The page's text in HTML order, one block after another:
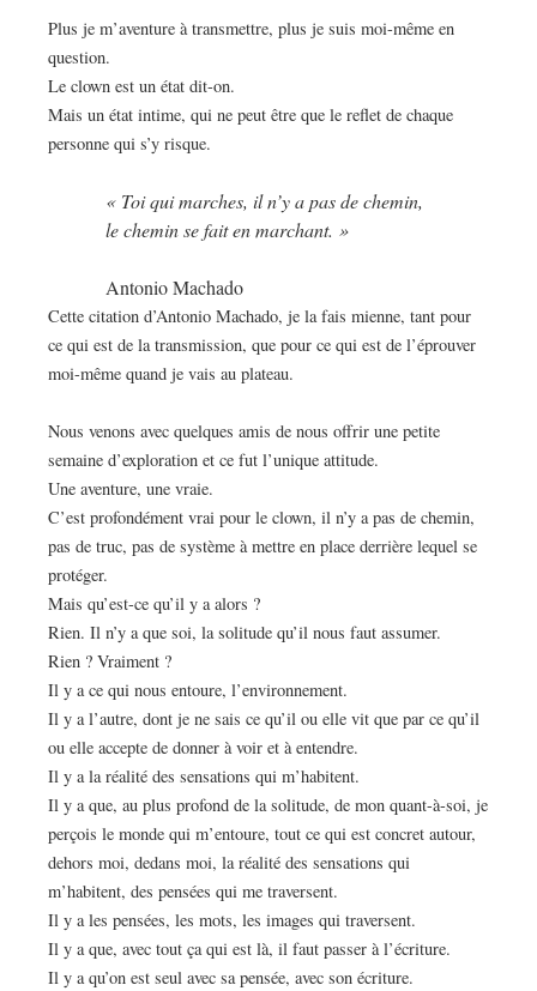
Plus je m’aventure à transmettre, plus je suis moi-même en
question.
Le clown est un état dit-on.
Mais un état intime, qui ne peut être que le reflet de chaque
personne qui s’y risque.
« Toi qui marches, il n’y a pas de chemin,
le chemin se fait en marchant. »
Antonio Machado
Cette citation d’Antonio Machado, je la fais mienne, tant pour
ce qui est de la transmission, que pour ce qui est de l’éprouver
moi-même quand je vais au plateau.
Nous venons avec quelques amis de nous offrir une petite
semaine d’exploration et ce fut l’unique attitude.
Une aventure, une vraie.
C’est profondément vrai pour le clown, il n’y a pas de chemin,
pas de truc, pas de système à mettre en place derrière lequel se
protéger.
Mais qu’est-ce qu’il y a alors ?
Rien. Il n’y a que soi, la solitude qu’il nous faut assumer.
Rien ? Vraiment ?
Il y a ce qui nous entoure, l’environnement.
Il y a l’autre, dont je ne sais ce qu’il ou elle vit que par ce qu’il
ou elle accepte de donner à voir et à entendre.
Il y a la réalité des sensations qui m’habitent.
Il y a que, au plus profond de la solitude, de mon quant-à-soi, je
perçois le monde qui m’entoure, tout ce qui est concret autour,
dehors moi, dedans moi, la réalité des sensations qui
m’habitent, des pensées qui me traversent.
Il y a les pensées, les mots, les images qui traversent.
Il y a que, avec tout ça qui est là, il faut passer à l’écriture.
Il y a qu’on est seul avec sa pensée, avec son écriture.